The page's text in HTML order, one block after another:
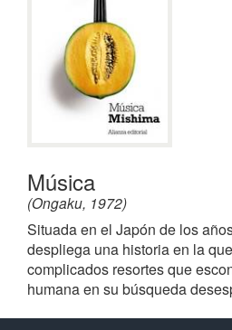
Música
(Ongaku, 1972)
Situada en el Japón de los
despliega una historia en la
complicados resortes que
humana en su búsqueda